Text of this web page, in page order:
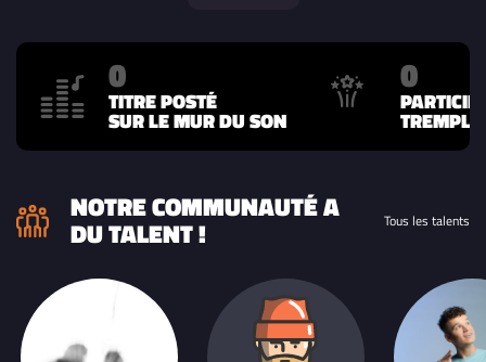
0
TITRE POSTÉ
SUR LE MUR DU SON
0
NOTRE COMMUNAUTÉ A
DU TALENT ! Tous les talents